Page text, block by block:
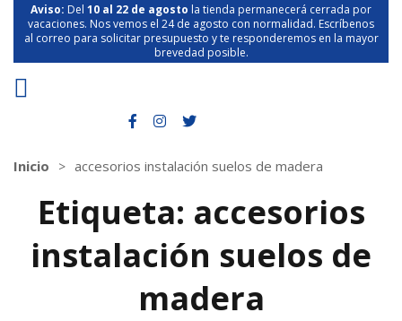
Aviso: Del 10 al 22 de agosto la tienda permanecerá cerrada por
vacaciones. Nos vemos el 24 de agosto con normalidad. Escríbenos
al correo para solicitar presupuesto y te responderemos en la mayor
brevedad posible.
Inicio accesorios instalación suelos de madera
Etiqueta: accesorios
instalación suelos de
madera